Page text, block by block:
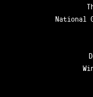
National